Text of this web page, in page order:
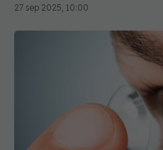
27 sep 2025, 10:00